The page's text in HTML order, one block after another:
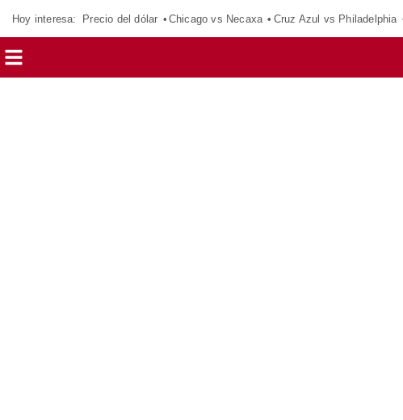
Hoy interesa: Precio del dólar Chicago vs Necaxa Cruz Azul vs Philadelphia